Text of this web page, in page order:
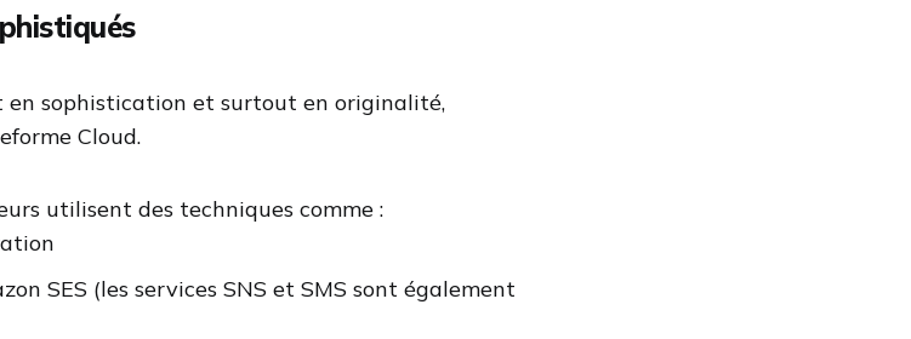
en sophistication et surtout en originalité,
Cloud.
utilisent des techniques comme :
SES (les services SNS et SMS sont également